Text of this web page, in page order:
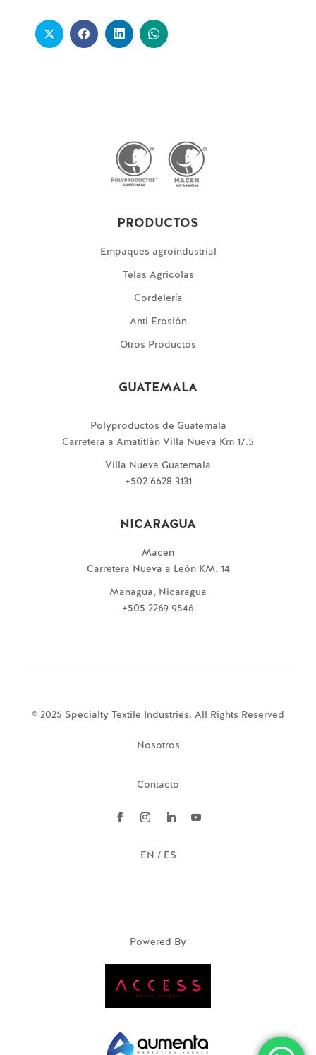
PRODUCTOS
Empaques agroindustrial
Telas Agricolas
Cordelería
Anti Erosión
Otros Productos
GUATEMALA
Polyproductos de Guatemala
Carretera a Amatitlán Villa Nueva Km 17.5
Villa Nueva Guatemala
+502 6628 3131
NICARAGUA
Macen
Carretera Nueva a León KM. 14
Managua, Nicaragua
+505 2269 9546
© 2025 Specialty Textile Industries. All Rights Reserved
Nosotros
Contacto
EN / ES
Powered By